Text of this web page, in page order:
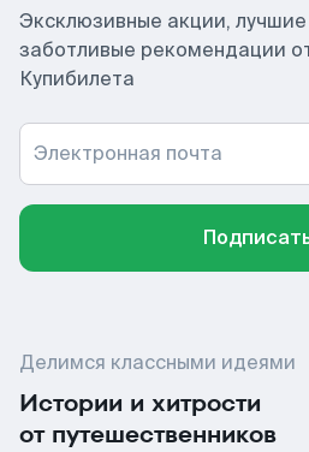
Эксклюзивные акции,
заботливые рекомендации
Купибилета
Электронная почта
Делимся классными идеями
Истории и хитрости
от путешественников